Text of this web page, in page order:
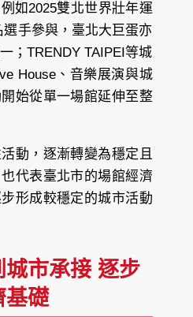
如2025雙北世界壯年運
手參與，臺北大巨蛋亦
；TRENDY TAIPEI等城
House、音樂展演與城
始從單一場館延伸至整
動，逐漸轉變為穩定且
代表臺北市的場館經濟
形成較穩定的城市活動
市承接 逐步
基礎